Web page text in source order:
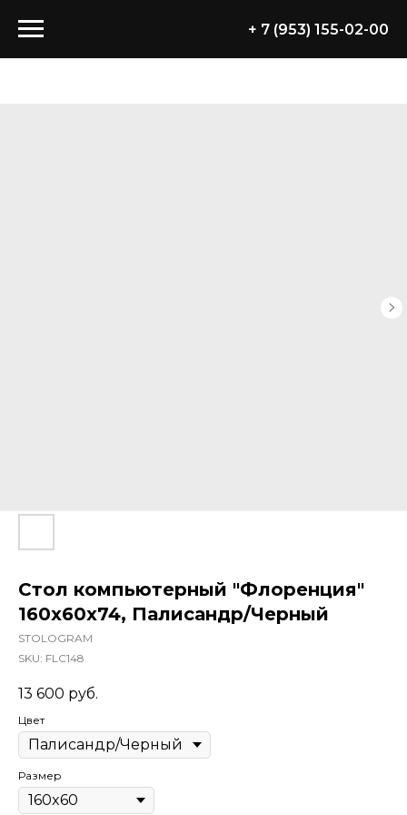
+ 7 (953) 155-02-00
Стол компьютерный "Флоренция"
160х60х74, Палисандр/Черный
STOLOGRAM
SKU: FLC148
13 600 руб.
Цвет
Размер